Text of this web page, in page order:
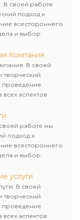
В своей работе
подход к
всестороннего
и выбор
Компания
В своей
творческий
аспектов
успешного
работе мы
подход к
всестороннего
и выбор
услуги
В своей
творческий
аспектов